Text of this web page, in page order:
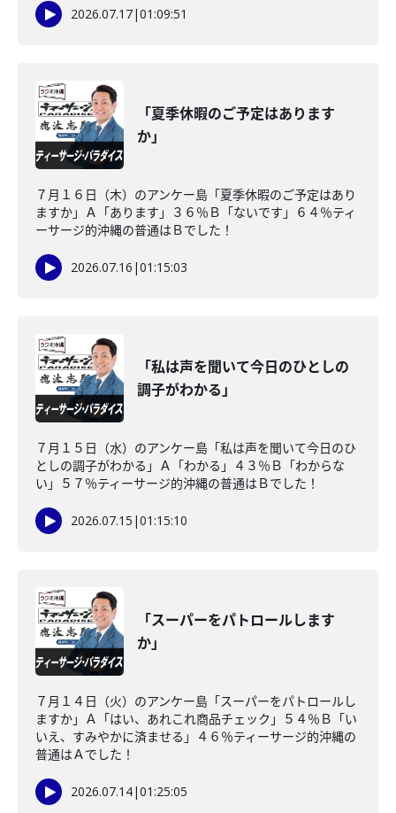
2026.07.17|01:09:51
「夏季休暇のご予定はあります
か」
７月１６日（木）のアンケー島「夏季休暇のご予定はあり
ますか」Ａ「あります」３６％Ｂ「ないです」６４％ティ
ーサージ的沖縄の普通はＢでした！
2026.07.16 |01:15:03
「私は声を聞いて今日のひとしの
調子がわかる」
７月１５日（水）のアンケー島「私は声を聞いて今日のひ
としの調子がわかる」Ａ「わかる」４３％Ｂ「わからな
い」５７％ティーサージ的沖縄の普通はＢでした！
2026.07.15 |01:15:10
「スーパーをパトロールします
か」
７月１４日（火）のアンケー島「スーパーをパトロールし
ますか」Ａ「はい、あれこれ商品チェック」５４％Ｂ「い
いえ、すみやかに済ませる」４６％ティーサージ的沖縄の
普通はＡでした！
2026.07.14|01:25:05